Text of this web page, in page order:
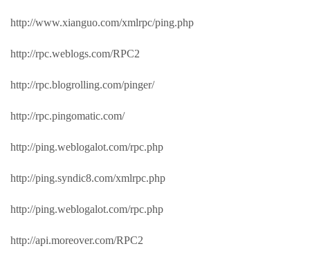
http://www.xianguo.com/xmlrpc/ping.php
http://rpc.weblogs.com/RPC2
http://rpc.blogrolling.com/pinger/
http://rpc.pingomatic.com/
http://ping.weblogalot.com/rpc.php
http://ping.syndic8.com/xmlrpc.php
http://ping.weblogalot.com/rpc.php
http://api.moreover.com/RPC2